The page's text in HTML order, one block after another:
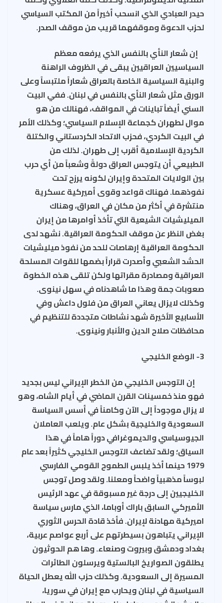
حيدر العبادي الذي انسحب أخيراً من المكتب السياسي
لحزب الدعوة وموقفهما قريب من موقف الصدر.
إن شعار النأي بالنفس الذي يرفعه معظم
السياسيين العراقيين يبقى في الظروف الراهنة
والبنية السياسية الخاصة بالعراق شعاراً ملتبساً وعلى
الورق مثل شعار النأي بالنفس في لبنان. ففي البيت
السني أيضاً تباينات في المواقف، فهنالك من هو
موال لطهران كجماعة الإسلام السياسي؛ وكذلك الأمر
في البيت الكردي، فحزب الاتحاد الكردستاني والكتلة
الكردية الإسلامية أقرب إلى طهران. لذلك من
الطبيعي أن يتوجس العراق دولةً وشعباً من أي حرب
بين الولايات المتحدة وإيران لكونه يرزح تحت
نفوذهما. فهناك قواعد وقوى أميركية عسكرية
منتشرة في أكثر من مكان في العراق، وهناك
الميليشيات الشيعية التي تأخذ أوامرها من إيران
بغض النظر عن موقف الحكومة العراقية. نشهد لدى
الحكومة العراقية إرهاصات للحد من نفوذ ميليشيات
الحشد الشعبي وأصدرت قراراً بضمها للقوات المسلحة
العراقية ومصادرة مقراتها ولكن تلقى هذه الخطوة
صعوبات جمة وهذا ما شاهدناه في سهل نينوى.
وكذلك لايزال يعاني العراق من فلول داعش وفي
الأسابيع الأخيرة شهد نشاطات متجددة للتنظيم في
محافظات صلاح الدين والأنبار ونينوى.
3- الوضع الخليجي
إن التوجس الخليجي من الخطر الإيراني ليس بجديد
فهو منذ خمسينات القرن الماضي في أيام الشاه، وهو
لا يزال موجوداً إلى الآن وكامناً في أسس السياسة
السعودية والخليجية بشكل عام. ويلعب العاملان
الجيوسياسي والديموغرافي دوراً هاماً في هذا
السياق؛ ولقد تضاعف التوجس الخليجي كثيراً بعد عام
1979 حينما أخذ يلبس الطموح القومي الفارسي
لبوساً مذهبياً واضحاً ومعلنا. ولقد وصل توجس
الخليجيين إلى درجة غير مسبوقة في عهد الرئيس
الأميركي السابق باراك أوباما، الذي مارس سياسة
اميركية مهادنة لإيران. فأخذ قادة الحرس الثوري
الإيراني يتباهون بسيطرتهم على أربع عواصم عربية،
بغداد ودمشق وبيروت وصنعاء. وها هم الحوثيون
يطلقون الصواريخ البالستية ويرسلون الطائرات
المسيرة إلى السعودية. وكذلك حزب الله يعطل الحياة
السياسية في لبنان ويحارب مع إيران في سوريا،